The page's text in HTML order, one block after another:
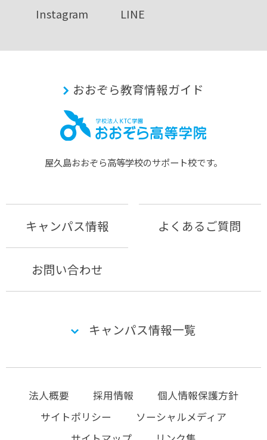
Instagram LINE
おおぞら教育情報ガイド
屋久島おおぞら⾼等学校のサポート校です。
キャンパス情報 よくあるご質問
お問い合わせ
キャンパス情報一覧
法人概要 採用情報
個人情報保護方針
サイトポリシー
ソーシャルメディア